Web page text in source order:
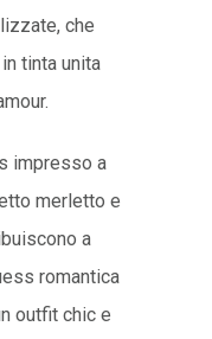
che
tinta unita
impresso a
merletto e
a
romantica
outfit chic e